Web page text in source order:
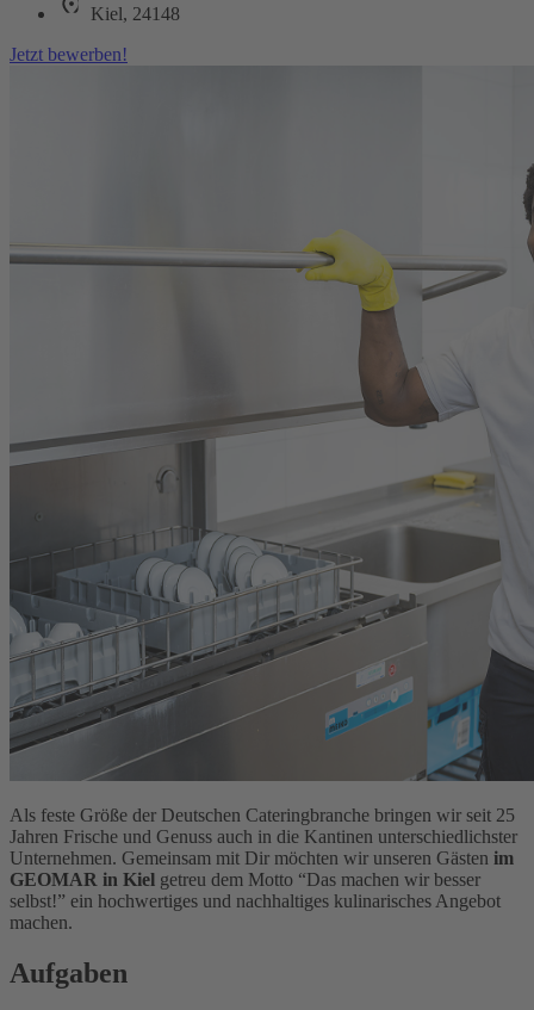
Kiel, 24148
Jetzt bewerben!
Als feste Größe der Deutschen Cateringbranche bringen wir seit 25
Jahren Frische und Genuss auch in die Kantinen unterschiedlichster
Unternehmen. Gemeinsam mit Dir möchten wir unseren Gästen im
GEOMAR in Kiel getreu dem Motto “Das machen wir besser
selbst!” ein hochwertiges und nachhaltiges kulinarisches Angebot
machen.
Aufgaben